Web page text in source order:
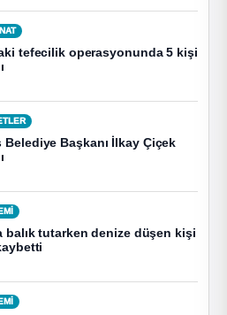
tefecilik operasyonunda 5 kişi
Belediye Başkanı İlkay Çiçek
balık tutarken denize düşen kişi